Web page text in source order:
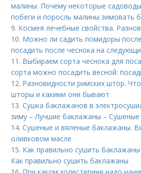
малины. Почему некоторые
побеги и поросль малины зимовать
9. Космея лечебные свойства.
10. Можно ли садить помидоры
посадить после чеснока на
11. Выбираем сорта чеснока для
сорта можно посадить весной:
12. Разновидности римских штор.
шторы и какими они бывают
13.Сушка баклажанов в
зиму – Лучшие баклажаны –
14.Сушеные и вяленые баклажаны.
оливковом масле
15. Как правильно сушить
Как правильно сушить баклажаны